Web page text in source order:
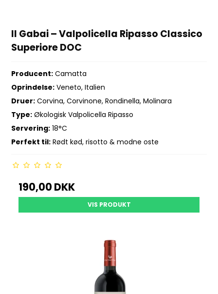
Il Gabai – Valpolicella Ripasso Classico
Superiore DOC
Producent: Camatta
Oprindelse: Veneto, Italien
Druer: Corvina, Corvinone, Rondinella, Molinara
Type: Økologisk Valpolicella Ripasso
Servering: 18°C
Perfekt til: Rødt kød, risotto & modne oste
190,00 DKK
VIS PRODUKT